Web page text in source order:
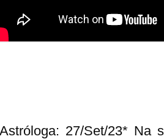
27/Set/23* Na